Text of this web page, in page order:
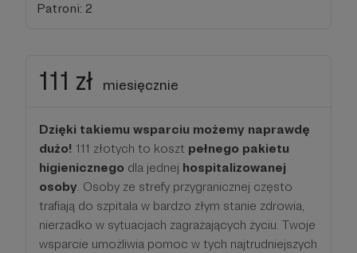
Patroni: 2
111 zł miesięcznie
Dzięki takiemu wsparciu możemy naprawdę
dużo! 111 złotych to koszt pełnego pakietu
higienicznego dla jednej hospitalizowanej
osoby. Osoby ze strefy przygranicznej często
trafiają do szpitala w bardzo złym stanie zdrowia,
nierzadko w sytuacjach zagrażających życiu. Twoje
wsparcie umożliwia pomoc w tych najtrudniejszych